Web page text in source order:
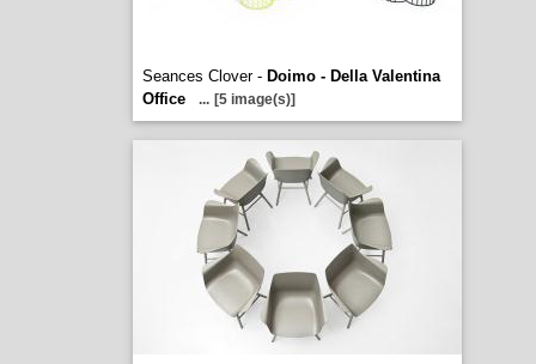
Seances Clover - Doimo - Della Valentina
Office
... [5 image(s)]